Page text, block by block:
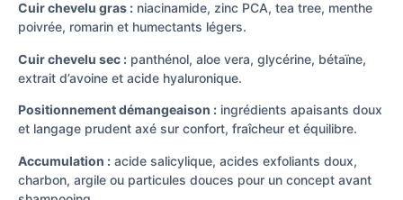
Cuir chevelu gras : niacinamide, zinc PCA, tea tree, menthe
poivrée, romarin et humectants légers.
Cuir chevelu sec : panthénol, aloe vera, glycérine, bétaïne,
extrait d’avoine et acide hyaluronique.
Positionnement démangeaison : ingrédients apaisants doux
et langage prudent axé sur confort, fraîcheur et équilibre.
Accumulation : acide salicylique, acides exfoliants doux,
charbon, argile ou particules douces pour un concept avant